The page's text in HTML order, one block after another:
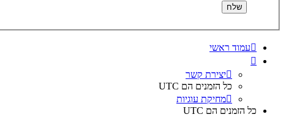
עמוד ראשי
יצירת קשר
כל הזמנים הם UTC
מחיקת עוגיות
כל הזמנים הם UTC